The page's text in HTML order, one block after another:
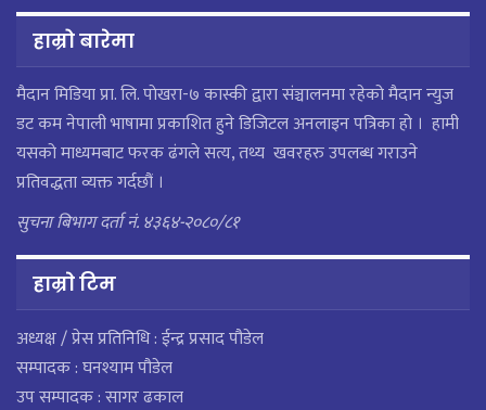
हाम्रो बारेमा
मैदान मिडिया प्रा. लि. पाेखरा-७ कास्की द्वारा संञ्चालनमा रहेको मैदान न्युज
डट कम नेपाली भाषामा प्रकाशित हुने डिजिटल अनलाइन पत्रिका हो । हामी
यसको माध्यमबाट फरक ढंगले सत्य, तथ्य खवरहरु उपलब्ध गराउने
प्रतिवद्धता व्यक्त गर्दछौं ।
सुचना बिभाग दर्ता नं. ४३६४-२०८०/८१
हाम्राे टिम
अध्यक्ष / प्रेस प्रतिनिधि : ईन्द्र प्रसाद पौडेल
सम्पादक : घनश्याम पौडेल
उप सम्पादक : सागर ढकाल